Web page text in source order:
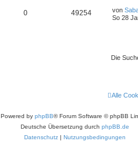
0 49254 von
So 28
Die
Alle
Powered by phpBB® Forum Software © phpBB
Deutsche Übersetzung durch phpBB.de
Datenschutz | Nutzungsbedingungen